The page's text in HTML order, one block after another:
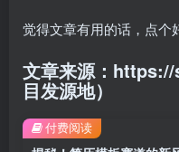
觉得文章有用的话，点个
文章来源：
目发源地）
付费阅读